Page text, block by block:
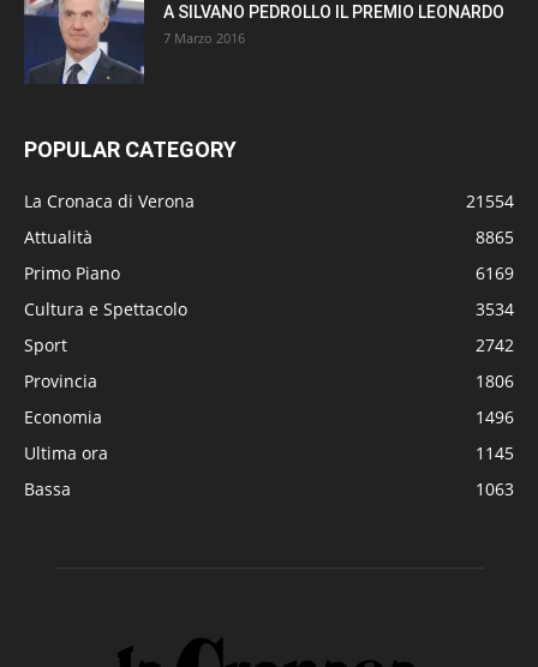
A SILVANO PEDROLLO IL PREMIO LEONARDO
7 Marzo 2016
POPULAR CATEGORY
La Cronaca di Verona
21554
Attualità
8865
Primo Piano
6169
Cultura e Spettacolo
3534
Sport
2742
Provincia
1806
Economia
1496
Ultima ora
1145
Bassa
1063